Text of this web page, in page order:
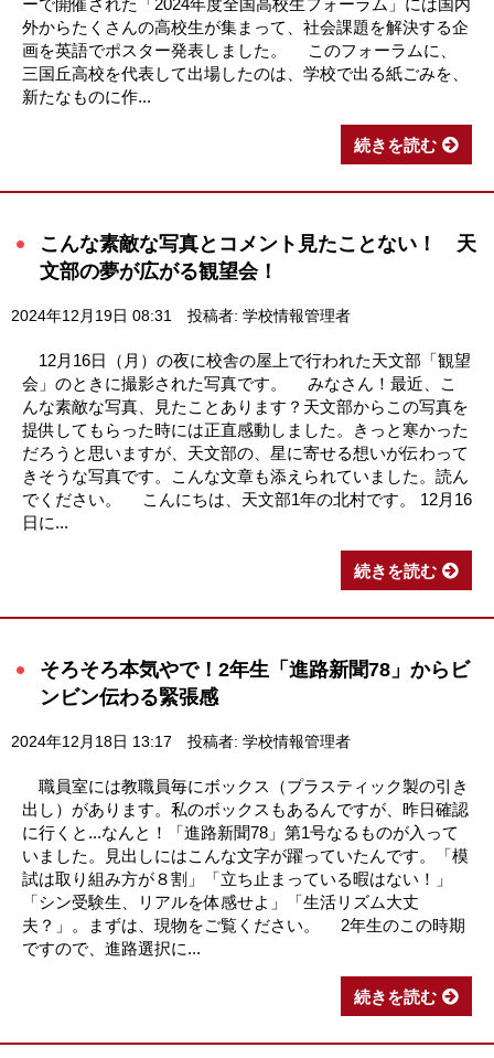
外からたくさんの高校生が集まって、社会課題を解決する企
画を英語でポスター発表しました。 このフォーラムに、
三国丘高校を代表して出場したのは、学校で出る紙ごみを、
新たなものに作...
続きを読む
こんな素敵な写真とコメント見たことない！ 天
文部の夢が広がる観望会！
2024年12月19日 08:31 投稿者: 学校情報管理者
12月16日（月）の夜に校舎の屋上で行われた天文部「観望
会」のときに撮影された写真です。 みなさん！最近、こ
んな素敵な写真、見たことあります？天文部からこの写真を
提供してもらった時には正直感動しました。きっと寒かった
だろうと思いますが、天文部の、星に寄せる想いが伝わって
きそうな写真です。こんな文章も添えられていました。読ん
でください。 こんにちは、天文部1年の北村です。 12月16
日に...
続きを読む
そろそろ本気やで！2年生「進路新聞78」からビ
ンビン伝わる緊張感
2024年12月18日 13:17 投稿者: 学校情報管理者
職員室には教職員毎にボックス（プラスティック製の引き
出し）があります。私のボックスもあるんですが、昨日確認
に行くと...なんと！「進路新聞78」第1号なるものが入って
いました。見出しにはこんな文字が躍っていたんです。「模
試は取り組み方が８割」「立ち止まっている暇はない！」
「シン受験生、リアルを体感せよ」「生活リズム大丈
夫？」。まずは、現物をご覧ください。 2年生のこの時期
ですので、進路選択に...
続きを読む